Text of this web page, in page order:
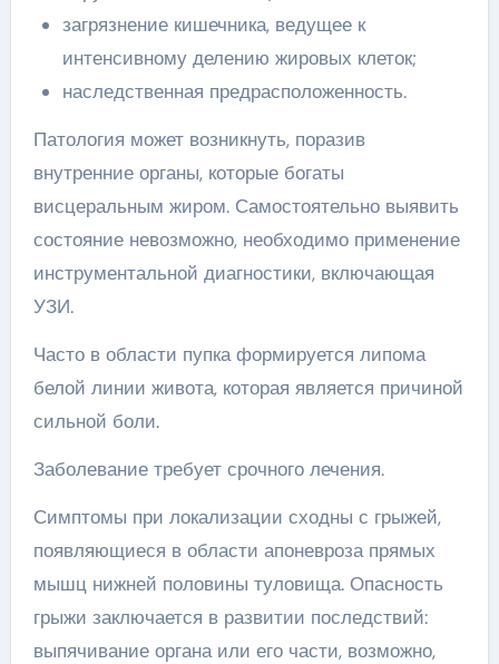
загрязнение кишечника, ведущее к
интенсивному делению жировых клеток;
наследственная предрасположенность.
Патология может возникнуть, поразив
внутренние органы, которые богаты
висцеральным жиром. Самостоятельно выявить
состояние невозможно, необходимо применение
инструментальной диагностики, включающая
УЗИ.
Часто в области пупка формируется липома
белой линии живота, которая является причиной
сильной боли.
Заболевание требует срочного лечения.
Симптомы при локализации сходны с грыжей,
появляющиеся в области апоневроза прямых
мышц нижней половины туловища. Опасность
грыжи заключается в развитии последствий:
выпячивание органа или его части, возможно,